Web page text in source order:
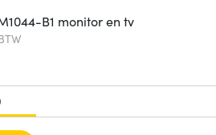
B1 monitor en tv